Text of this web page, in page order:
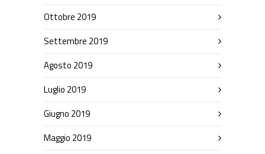
Ottobre 2019
Settembre 2019
Agosto 2019
Luglio 2019
Giugno 2019
Maggio 2019